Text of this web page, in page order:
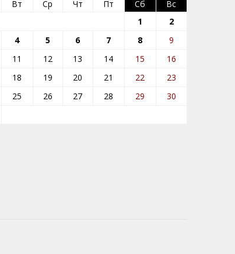
Вт Ср Чт Пт Сб
Вс
1
2
4 5 6 7 8
9
11 12 13 14 15
16
18 19 20 21 22
23
25 26 27 28 29
30